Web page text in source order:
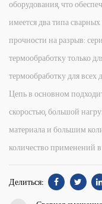
оборудования, что
имеется два типа
прочности на разрыв:
термообработку только
термообработку для всех
Цепь в основном
скоростью, большой
материала и большим
количество применений
Делиться: